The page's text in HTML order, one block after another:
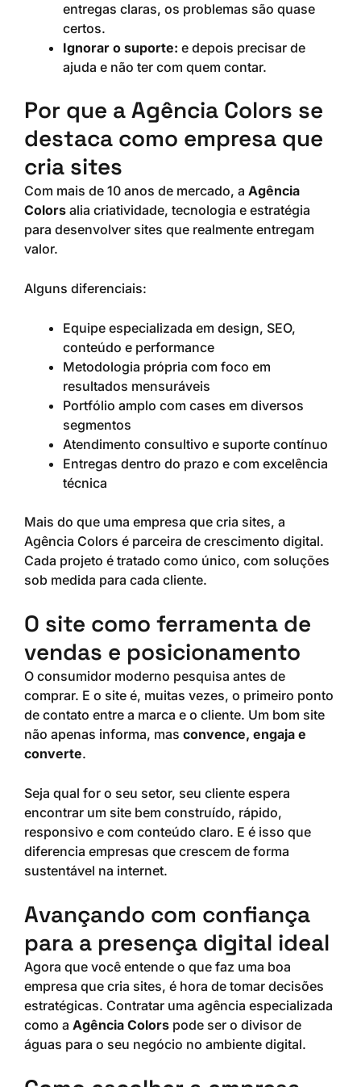
entregas claras, os problemas são quase
certos.
Ignorar o suporte: e depois precisar de
ajuda e não ter com quem contar.
Por que a Agência Colors se
destaca como empresa que
cria sites
Com mais de 10 anos de mercado, a Agência
Colors alia criatividade, tecnologia e estratégia
para desenvolver sites que realmente entregam
valor.
Alguns diferenciais:
Equipe especializada em design, SEO,
conteúdo e performance
Metodologia própria com foco em
resultados mensuráveis
Portfólio amplo com cases em diversos
segmentos
Atendimento consultivo e suporte contínuo
Entregas dentro do prazo e com excelência
técnica
Mais do que uma empresa que cria sites, a
Agência Colors é parceira de crescimento digital.
Cada projeto é tratado como único, com soluções
sob medida para cada cliente.
O site como ferramenta de
vendas e posicionamento
O consumidor moderno pesquisa antes de
comprar. E o site é, muitas vezes, o primeiro ponto
de contato entre a marca e o cliente. Um bom site
não apenas informa, mas convence, engaja e
converte.
Seja qual for o seu setor, seu cliente espera
encontrar um site bem construído, rápido,
responsivo e com conteúdo claro. E é isso que
diferencia empresas que crescem de forma
sustentável na internet.
Avançando com confiança
para a presença digital ideal
Agora que você entende o que faz uma boa
empresa que cria sites, é hora de tomar decisões
estratégicas. Contratar uma agência especializada
como a Agência Colors pode ser o divisor de
águas para o seu negócio no ambiente digital.